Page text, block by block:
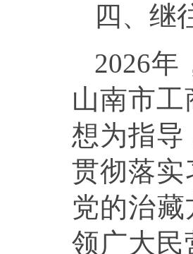
四、继
2026年
山南市
想为指导
贯彻落实
党的治
领广大民